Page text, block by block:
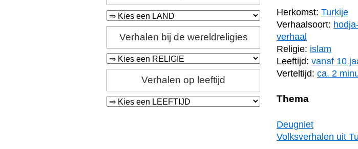
Verhalen bij de wereldreligies
Verhalen op leeftijd
Herkomst: Turkije
Verhaalsoort:
verhaal
Religie: islam
Leeftijd: vanaf 10
Verteltijd: ca. 2
Thema
Deugniet
Volksverhalen uit